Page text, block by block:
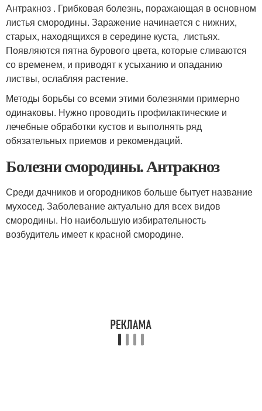
Антракноз . Грибковая болезнь, поражающая в основном
листья смородины. Заражение начинается с нижних,
старых, находящихся в середине куста, листьях.
Появляются пятна бурового цвета, которые сливаются
со временем, и приводят к усыханию и опаданию
листвы, ослабляя растение.
Методы борьбы со всеми этими болезнями примерно
одинаковы. Нужно проводить профилактические и
лечебные обработки кустов и выполнять ряд
обязательных приемов и рекомендаций.
Болезни смородины. Антракноз
Среди дачников и огородников больше бытует название
мухосед. Заболевание актуально для всех видов
смородины. Но наибольшую избирательность
возбудитель имеет к красной смородине.